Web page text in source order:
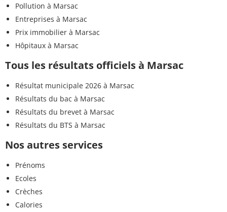
Pollution à Marsac
Entreprises à Marsac
Prix immobilier à Marsac
Hôpitaux à Marsac
Tous les résultats officiels à Marsac
Résultat municipale 2026 à Marsac
Résultats du bac à Marsac
Résultats du brevet à Marsac
Résultats du BTS à Marsac
Nos autres services
Prénoms
Ecoles
Crèches
Calories